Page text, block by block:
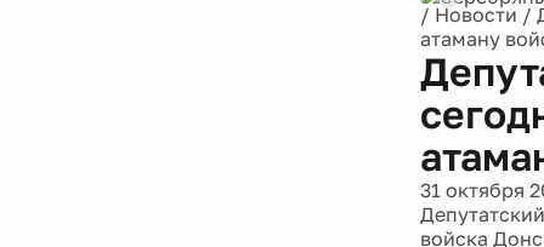
/ Новости /
атаману
31 октября
войска